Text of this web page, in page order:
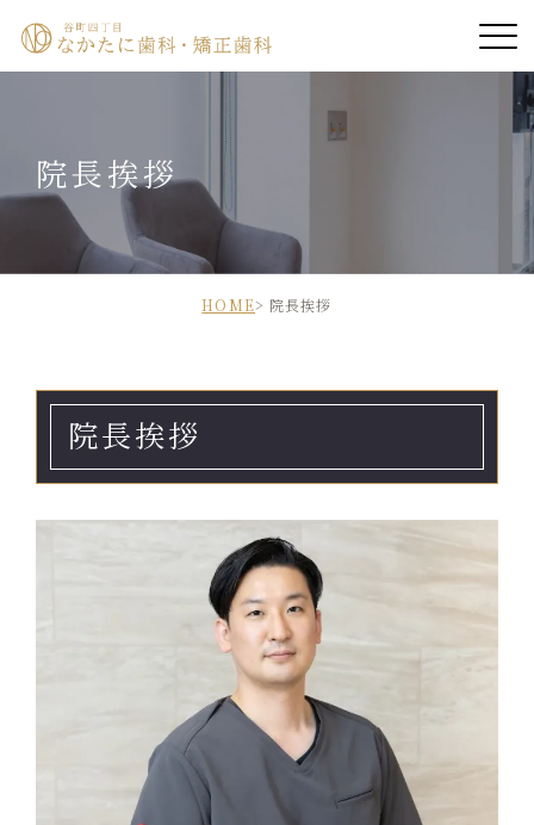
医院紹介
診療案内
症例
料金表
求人情報
院長挨拶
HOME 院長挨拶
院長挨拶